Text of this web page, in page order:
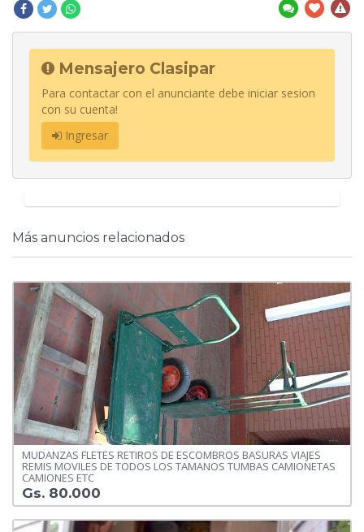
Mensajero Clasipar
Para contactar con el anunciante debe iniciar sesion
con su cuenta!
Ingresar
Más anuncios relacionados
MUDANZAS FLETES RETIROS DE ESCOMBROS BASURAS VIAJES
REMIS MOVILES DE TODOS LOS TAMANOS TUMBAS CAMIONETAS
CAMIONES ETC
Gs. 80.000